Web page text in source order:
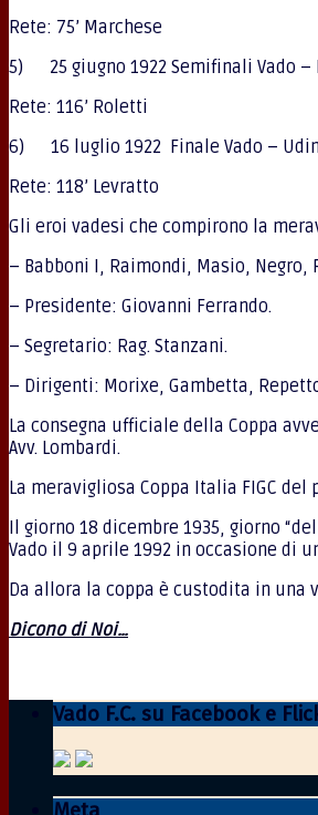
Rete: 75’ Marchese
5) 25 giugno 1922 Semifinali Vado –
Rete: 116’ Roletti
6) 16 luglio 1922 Finale Vado –
Rete: 118’ Levratto
Gli eroi vadesi che compirono la
– Babboni I, Raimondi, Masio,
– Presidente: Giovanni Ferrando.
– Segretario: Rag. Stanzani.
– Dirigenti: Morixe, Gambetta,
La consegna ufficiale della Coppa
Avv. Lombardi.
La meravigliosa Coppa Italia FIGC
Il giorno 18 dicembre 1935, giorno
Vado il 9 aprile 1992 in occasione di
Da allora la coppa è custodita in una
Dicono di Noi…
Vado F.C. su Facebook e